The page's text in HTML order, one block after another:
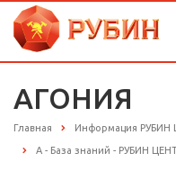
АГОНИЯ
Главная Информация
А - База знаний - РУБИН